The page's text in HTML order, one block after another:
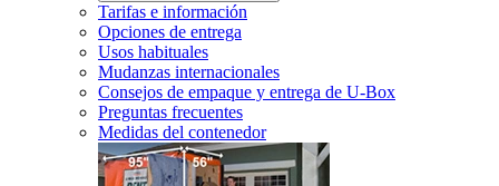
Tarifas e información
Opciones de entrega
Usos habituales
Mudanzas internacionales
Consejos de empaque y entrega de U-Box
Preguntas frecuentes
Medidas del contenedor